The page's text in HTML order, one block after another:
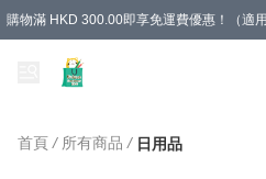
購物滿 HKD 300.00即享免運費優惠！（適
首頁 / 所有商品 / 日用品